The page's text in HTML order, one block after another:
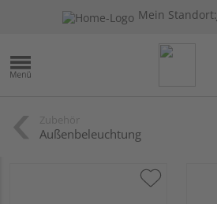
Mein Standort:
Außenbeleuchtung